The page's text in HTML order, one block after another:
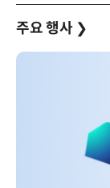
주요 행사 ❯